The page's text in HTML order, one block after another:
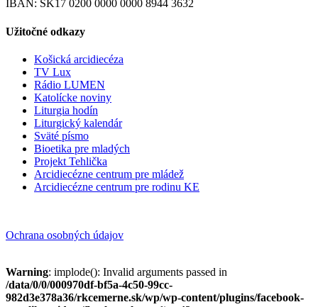
IBAN: SK17 0200 0000 0000 8944 3632
Užitočné odkazy
Košická arcidiecéza
TV Lux
Rádio LUMEN
Katolícke noviny
Liturgia hodín
Liturgický kalendár
Sväté písmo
Bioetika pre mladých
Projekt Tehlička
Arcidiecézne centrum pre mládež
Arcidiecézne centrum pre rodinu KE
Ochrana osobných údajov
Warning: implode(): Invalid arguments passed in
/data/0/0/000970df-bf5a-4c50-99cc-
982d3e378a36/rkcemerne.sk/wp/wp-content/plugins/facebook-